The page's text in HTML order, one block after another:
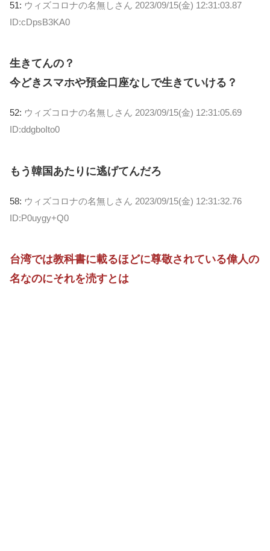
51: ウィズコロナの名無しさん 2023/09/15(金) 12:31:03.87
ID:cDpsB3KA0
生きてんの？
今どきスマホや預金口座なしで生きていける？
52: ウィズコロナの名無しさん 2023/09/15(金) 12:31:05.69
ID:ddgboIto0
もう韓国あたりに逃げてんだろ
58: ウィズコロナの名無しさん 2023/09/15(金) 12:31:32.76
ID:P0uygy+Q0
台湾では教科書に載るほどに尊敬されている偉人の
名なのにそれを涜すとは